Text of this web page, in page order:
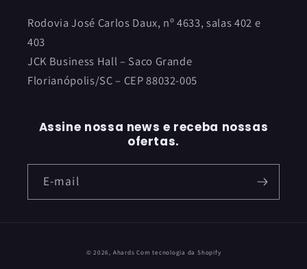
Rodovia José Carlos Daux, nº 4633, salas 402 e
403
JCK Business Hall – Saco Grande
Florianópolis/SC – CEP 88032-005
Assine nossa news e receba nossas
ofertas.
E-mail
© 2026, Ahards Com tecnologia da Shopify